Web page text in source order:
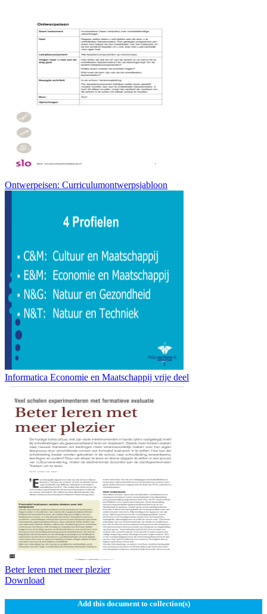
Ontwerpeisen: Curriculumontwerpsjabloon
Informatica Economie en Maatschappij vrije deel
Beter leren met meer plezier
Download
Add this document to collection(s)